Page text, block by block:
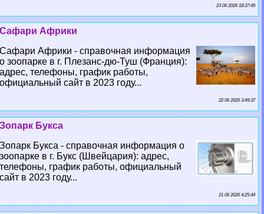
23 06 2026 18:37:49
Сафари Африки
Сафари Африки - справочная информация
о зоопарке в г. Плезанс-дю-Туш (Франция):
адрес, телефоны, график работы,
официальный сайт в 2023 году...
22 06 2026 3:49:37
Зопарк Букса
Зопарк Букса - справочная информация о
зоопарке в г. Букс (Швейцария): адрес,
телефоны, график работы, официальный
сайт в 2023 году...
21 06 2026 4:25:44